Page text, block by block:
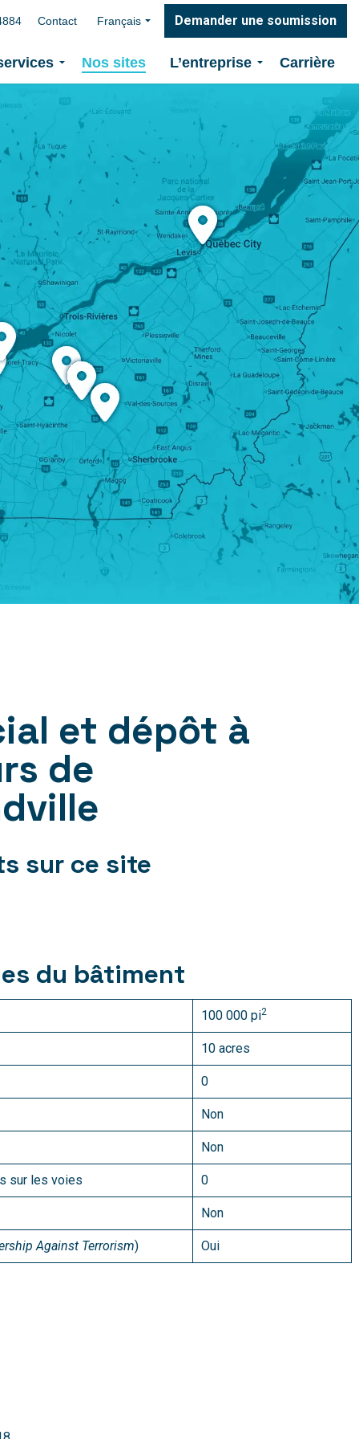
Nos sites L’entreprise Carrière
Contact Français Demander une soumission
et dépôt à
de
sur ce site
du bâtiment
100 000 pi2
10 acres
0
Non
Non
sur les voies 0
Non
Against Terrorism) Oui